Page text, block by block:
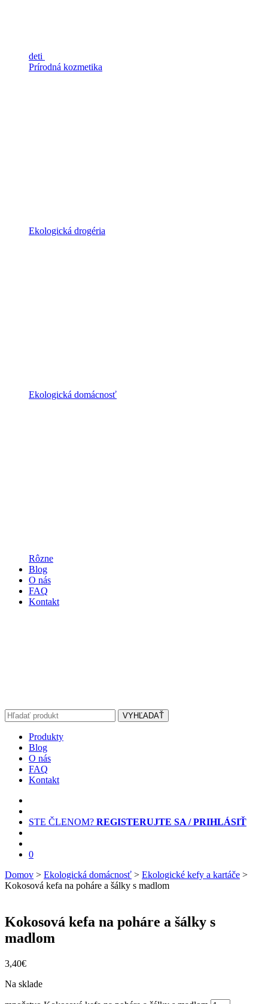
deti
Prírodná kozmetika
Ekologická drogéria
Ekologická domácnosť
Rôzne
Blog
O nás
FAQ
Kontakt
VYHĽADAŤ
Produkty
Blog
O nás
FAQ
Kontakt
STE ČLENOM? REGISTERUJTE SA / PRIHLÁSIŤ
0
Domov > Ekologická domácnosť > Ekologické kefy a kartáče >
Kokosová kefa na poháre a šálky s madlom
Kokosová kefa na poháre a šálky s
madlom
3,40€
Na sklade